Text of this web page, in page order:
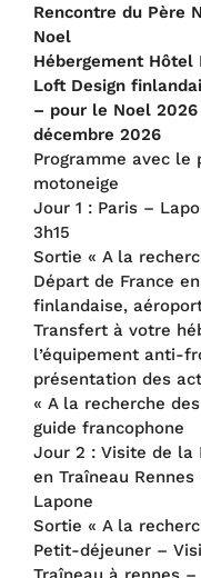
Rencontre du Père
Noel
Hébergement Hôtel
Loft Design
– pour le Noel
décembre 2026
Programme avec
motoneige
Jour 1 : Paris –
3h15
Sortie « A la
Départ de France
finlandaise,
Transfert à votre
l’équipement anti-
présentation des
« A la recherche
guide francophone
Jour 2 : Visite de la
en Traîneau
Lapone
Sortie « A la
Petit-déjeuner –